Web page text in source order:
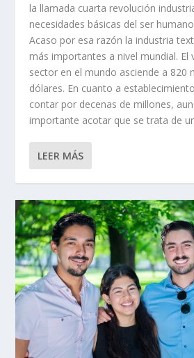
la llamada cuarta revolución
necesidades básicas del ser
Acaso por esa razón la industria
más importantes a nivel mundial. El
sector en el mundo asciende a 820
dólares. En cuanto a
contar por decenas de millones,
importante acotar que se trata de
LEER MÁS